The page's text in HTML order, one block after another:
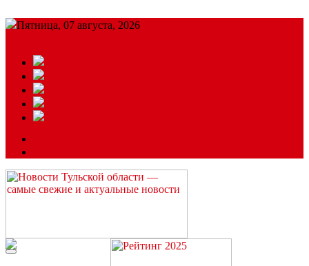
Пятница, 07 августа, 2026
Читайте последние новости дня в Тульской области на сайте
“ЗаНовомосковск”